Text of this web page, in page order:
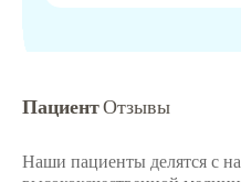
ПациентОтзывы
Наши пациенты делятся с